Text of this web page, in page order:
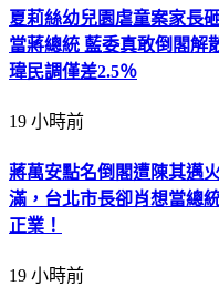
夏莉絲幼兒園虐童案家長
當蔣總統 藍委真敢倒閣解
瑋民調僅差2.5％
19 小時前
蔣萬安點名倒閣遭陳其邁
滿，台北市長卻肖想當總
正業！
19 小時前